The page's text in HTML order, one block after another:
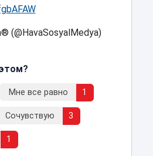
(@HavaSosyalMedya)
Мне все равно 1
Сочувствую 3
1